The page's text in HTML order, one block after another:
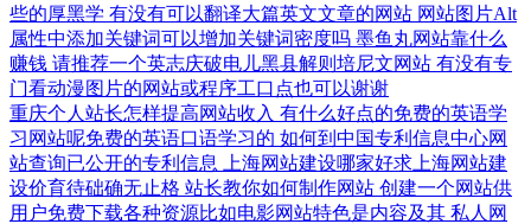
些的厚黑学 有没有可以翻译大篇英文文章的网站 网站图片Alt
属性中添加关键词可以增加关键词密度吗 墨鱼丸网站靠什么
赚钱 请推荐一个英志庆破电儿黑县解则培尼文网站 有没有专
门看动漫图片的网站或程序工口点也可以谢谢
重庆个人站长怎样提高网站收入 有什么好点的免费的英语学
习网站呢免费的英语口语学习的 如何到中国专利信息中心网
站查询已公开的专利信息
上海网站建设哪家好求上海网站建
设价育待础确无止格 站长教你如何制作网站 创建一个网站供
用户免费下载各种资源比如电影网站特色是内容及其 私人网